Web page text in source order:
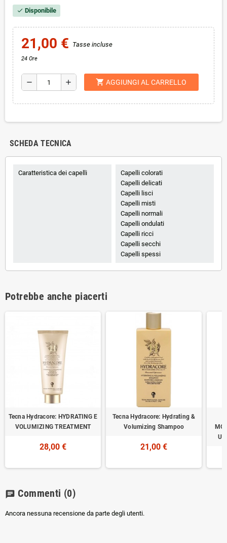
check Disponibile
21,00 € Tasse incluse
24 Ore
remove add shopping_cart AGGIUNGI AL CARRELLO
SCHEDA TECNICA
Caratteristica dei capelli
Capelli colorati
Capelli delicati
Capelli lisci
Capelli misti
Capelli normali
Capelli ondulati
Capelli ricci
Capelli secchi
Capelli spessi
Potrebbe anche piacerti
Tecna Hydracore: HYDRATING E
VOLUMIZING TREATMENT
28,00 €
Tecna Hydracore: Hydrating &
Volumizing Shampoo
21,00 €
chat Commenti (0)
Ancora nessuna recensione da parte degli utenti.